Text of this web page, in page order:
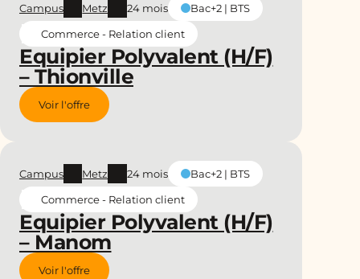
Equipier Polyvalent (H/F)
– Thionville
Campus Metz 24 mois
Bac+2 | BTS
Commerce - Relation client
Voir l'offre
Equipier Polyvalent (H/F)
– Manom
Campus Metz 24 mois
Bac+2 | BTS
Commerce - Relation client
Voir l'offre